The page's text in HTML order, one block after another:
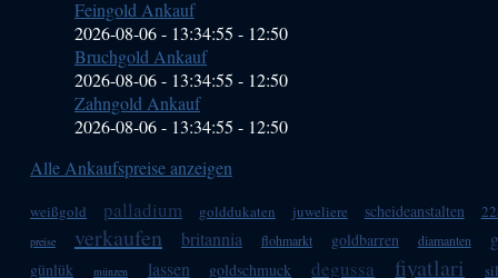
Feingold Ankauf
2026-08-06 - 13:34:55 - 12:50
Bruchgold Ankauf
2026-08-06 - 13:34:55 - 12:50
Zahngold Ankauf
2026-08-06 - 13:34:55 - 12:50
Alle Ankaufspreise anzeigen
weißgold palladium golddukaten juweliere scheideanstalten
preise verkaufen britannia flohmarkt goldbarren diamanten
günlük münzen lassen goldschmuck degussa fiyatlari